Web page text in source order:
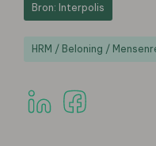
Bron: Interpolis
HRM / Beloning /